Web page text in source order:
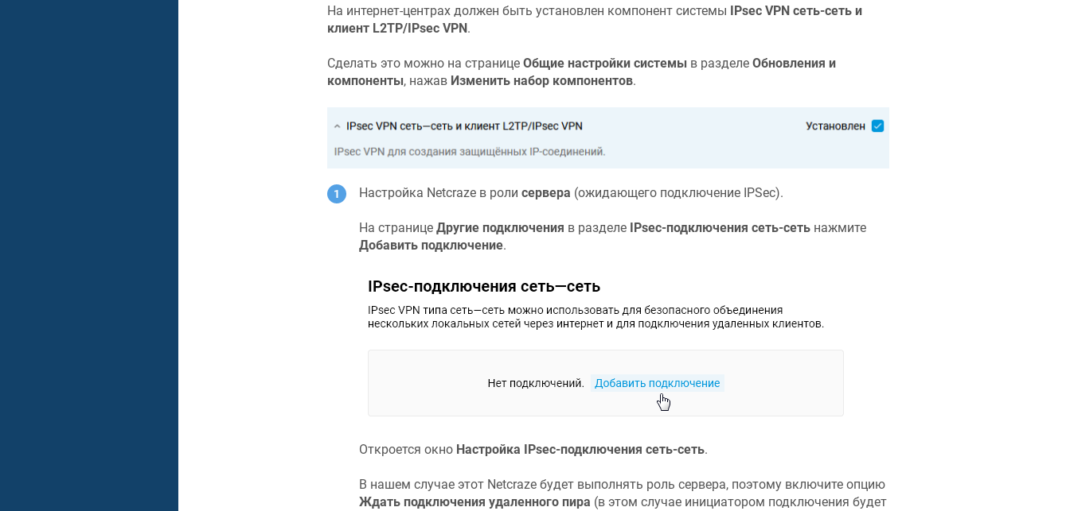
На интернет-центрах должен быть установлен компонент системы IPsec VPN сеть-сеть и
клиент L2TP/IPsec VPN.
Сделать это можно на странице Общие настройки системы в разделе Обновления и
компоненты, нажав Изменить набор компонентов.
Настройка Netcrazeв роли сервера (ожидающего подключение IPSec).
На странице Другие подключения в разделе IPsec-подключения сеть-сетьнажмите
Добавить подключение.
Откроется окно Настройка IPsec-подключения сеть-сеть.
В нашем случае этот Netcrazeбудет выполнять роль сервера, поэтому включите опцию
Ждать подключения удаленного пира (в этом случае инициатором подключения будет